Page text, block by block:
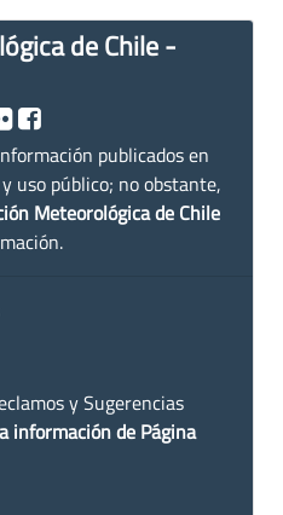
de Chile -
publicados en
uso público; no obstante,
Meteorológica de Chile
y Sugerencias
información de Página